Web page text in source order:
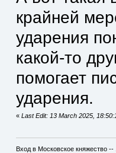
крайней
ударения
какой-то
помогает
ударения.
« Last Edit: 13 March 2025,
Вход в Московское княжество